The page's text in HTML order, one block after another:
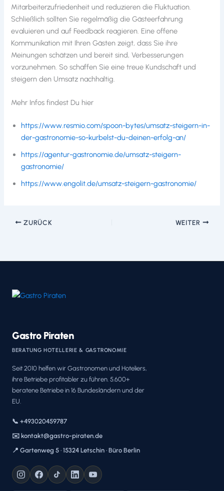
Mitarbeiterzufriedenheit und reduzieren die Fluktuation.
Schließlich sollten Sie regelmäßig die Gästeerfahrung
evaluieren und auf Feedback reagieren. Eine offene
Kommunikation mit Ihren Gästen zeigt, dass Sie ihre
Meinungen schätzen und bereit sind, Verbesserungen
vorzunehmen. So schaffen Sie eine treue Kundschaft und
steigern den Umsatz nachhaltig.
Mehr Infos findest Du hier
https://www.resmio.com/spoon-bytes/umsatz-steigern-in-
der-gastronomie-so-kurbelst-du-deinen-erfolg-an/
https://agentur-gastronomie.de/umsatz-steigern-
gastronomie/
https://www.engolit.de/umsatz-steigern-gastronomie/
ZURÜCK WEITER
Gastro Piraten
BERATUNG HOTELLERIE & GASTRONOMIE
Seit 2010 helfen wir Gastronomen und Hoteliers,
ihre Betriebe profitabler zu führen. 5.600+
beratene Betriebe in 16 Bundesländern und der
EU.
📞 +493020459787
✉️ kontakt@gastro-piraten.de
📍 Gartenweg 5 · 15324 Letschin · Büro Berlin